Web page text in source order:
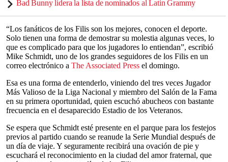
Bad Bunny lidera la lista de nominados al Latin Grammy
“Los fanáticos de los Filis son los mejores, conocen el deporte.
Solo tienen una forma de demostrar su molestia algunas veces, lo
que es complicado para que los jugadores lo entiendan”, escribió
Mike Schmidt, uno de los grandes seguidores de los Filis en un
correo electrónico a The Associated Press el domingo.
Esa es una forma de entenderlo, viniendo del tres veces Jugador
Más Valioso de la Liga Nacional y miembro del Salón de la Fama
en su primera oportunidad, quien escuchó abucheos con bastante
frecuencia en el desaparecido Estadio de los Veteranos.
Se espera que Schmidt esté presente en el parque para los festejos
previos al partido cuando se reanude la Serie Mundial después de
un día de viaje. Y seguramente recibirá una ovación de pie y
escuchará el reconocimiento en la ciudad del amor fraternal, que